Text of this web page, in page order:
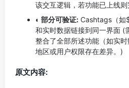
该交互逻辑，若功能已上线
◐ 部分可验证: Cashtags（如
和实时数据链接到同一界面 (
整合了全部所述功能（如实
地区或用户权限存在差异。)
原文内容: